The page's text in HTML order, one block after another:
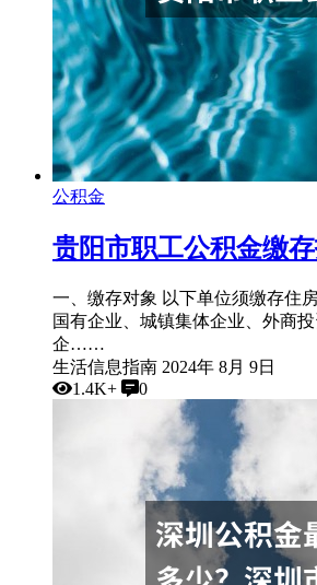
公积金
贵阳市职工公积金缴
一、缴存对象 以下单位须缴存住
国有企业、城镇集体企业、外商
企……
生活信息指南 2024年 8月 9日
1.4K+
0